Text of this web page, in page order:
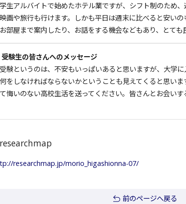
生アルバイトで始めたホテル業ですが、シフト制のため
画や旅行も行けます。しかも平日は週末に比べると安い
部屋まで案内したり、お話をする機会などもあり、とて
受験生の皆さんへのメッセージ
験というのは、不安もいっぱいあると思いますが、大学
をしなければならないかということも見えてくると思い
悔いのない高校生活を送ってください。皆さんとお会い
researchmap
researchmap.jp/morio_higashionna-07/
前のページへ戻る